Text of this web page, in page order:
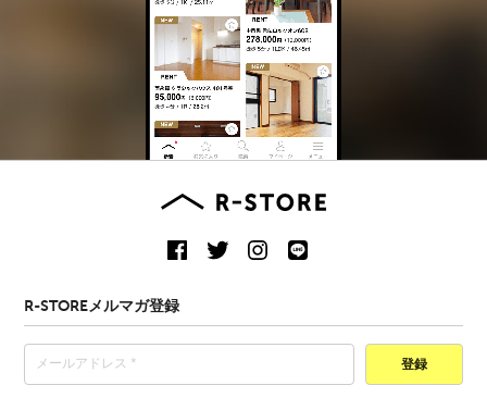
R-STOREメルマガ登録
登録